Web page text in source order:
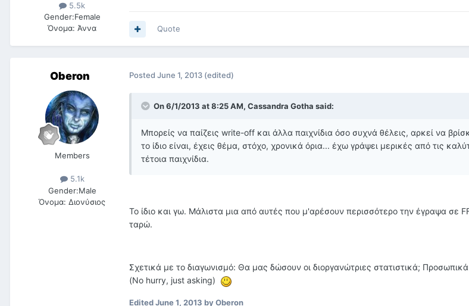
5.5k
Gender:Female
Όνομα: Άννα Quote
Oberon
Members
5.1k
Gender:Male
Όνομα: Διονύσιος
Posted June 1, 2013 (edited)
On 6/1/2013 at 8:25 AM, Cassandra Gotha said:
Μπορείς να παίζεις write-off και άλλα παιχνίδια όσο συχνά θέλεις, αρκεί να
το ίδιο είναι, έχεις θέμα, στόχο, χρονικά όρια... έχω γράψει μερικές από τις
τέτοια παιχνίδια.
To ίδιο και γω. Μάλιστα μια από αυτές που μ'αρέσουν περισσότερο την έγραψα σε
ταρώ.
Σχετικά με το διαγωνισμό: Θα μας δώσουν οι διοργανώτριες στατιστικά;
(No hurry, just asking)
EditedJune 1, 2013 by Oberon